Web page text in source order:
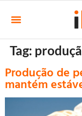
Tag:
Produção de
mantém